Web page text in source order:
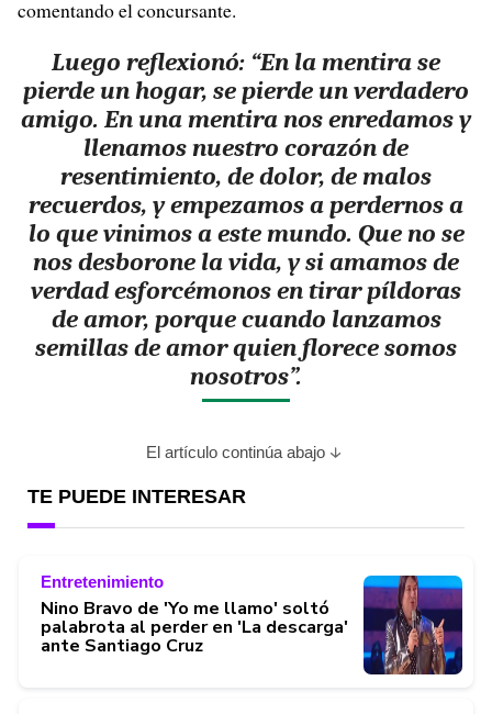
comentando el concursante.
Luego reflexionó: “En la mentira se
pierde un hogar, se pierde un verdadero
amigo. En una mentira nos enredamos y
llenamos nuestro corazón de
resentimiento, de dolor, de malos
recuerdos, y empezamos a perdernos a
lo que vinimos a este mundo. Que no se
nos desborone la vida, y si amamos de
verdad esforcémonos en tirar píldoras
de amor, porque cuando lanzamos
semillas de amor quien florece somos
nosotros”.
El artículo continúa abajo
TE PUEDE INTERESAR
Entretenimiento
Nino Bravo de 'Yo me llamo' soltó
palabrota al perder en 'La descarga'
ante Santiago Cruz